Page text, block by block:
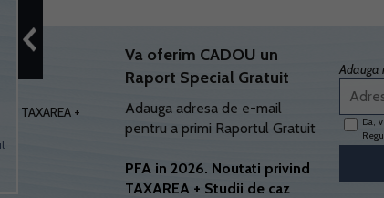
Va oferim CADOU un
Raport Special Gratuit
Adauga adresa de e-mail
pentru a primi Raportul Gratuit
PFA in 2026. Noutati privind
TAXAREA + Studii de caz
Adauga
Da,